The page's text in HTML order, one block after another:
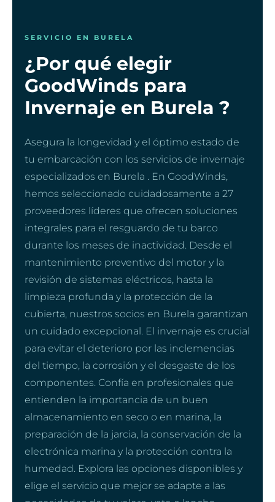
SERVICIO EN BURELA
¿Por qué elegir
GoodWinds para
Invernaje en Burela ?
Asegura la longevidad y el óptimo estado de
tu embarcación con los servicios de invernaje
especializados en Burela . En GoodWinds,
hemos seleccionado cuidadosamente a 27
proveedores líderes que ofrecen soluciones
integrales para el resguardo de tu barco
durante los meses de inactividad. Desde el
mantenimiento preventivo del motor y la
revisión de sistemas eléctricos, hasta la
limpieza profunda y la protección de la
cubierta, nuestros socios en Burela garantizan
un cuidado excepcional. El invernaje es crucial
para evitar el deterioro por las inclemencias
del tiempo, la corrosión y el desgaste de los
componentes. Confía en profesionales que
entienden la importancia de un buen
almacenamiento en seco o en marina, la
preparación de la jarcia, la conservación de la
electrónica marina y la protección contra la
humedad. Explora las opciones disponibles y
elige el servicio que mejor se adapte a las